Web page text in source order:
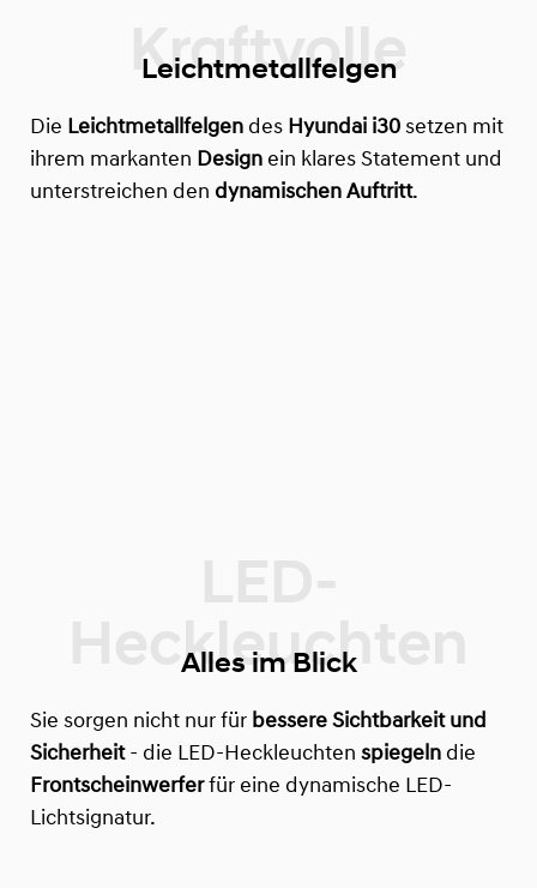
Leichtmetallfelgen
Die Leichtmetallfelgen des Hyundai i30 setzen mit
ihrem markanten Design ein klares Statement und
unterstreichen den dynamischen Auftritt.
Alles im Blick
Sie sorgen nicht nur für bessere Sichtbarkeit und
Sicherheit- die LED-Heckleuchten spiegeln die
Frontscheinwerferfür eine dynamische LED-
Lichtsignatur.